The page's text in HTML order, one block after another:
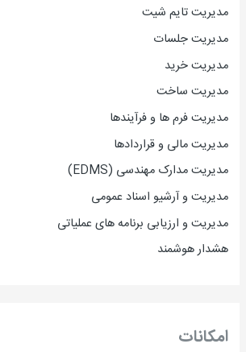
مدیریت تایم شیت
مدیریت جلسات
مدیریت خرید
مدیریت ساخت
مدیریت فرم ها و فرآیندها
مدیریت مالی و قراردادها
مدیریت مدارک مهندسی (EDMS)
مدیریت و آرشیو اسناد عمومی
مدیریت و ارزیابی برنامه های عملیاتی
هشدار هوشمند
امکانات